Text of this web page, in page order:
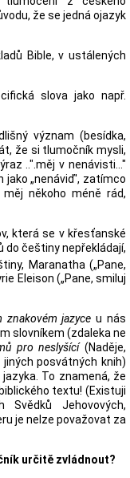
že se jedná ojazyk
Bible, v ustálených
slova jako např.
význam (besídka,
že si tlumočník mysli,
..".měj v nenávisti..."
jako „nenáviď', zatímco
někoho méně rád,
která se v křesťanské
do češtiny nepřekládají,
Maranatha („Pane,
Eleison („Pane, smiluj
znakovém jazyceu nás
slovníkem (zdaleka ne
pro neslyšící (Naděje,
posvátných knih)
To znamená, že
textu! (Existuji
Svědků Jehovových,
je nelze považovat za
určitě zvládnout?